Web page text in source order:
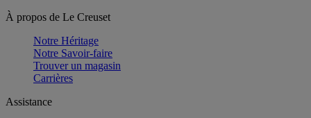
À propos de Le Creuset
Notre Héritage
Notre Savoir-faire
Trouver un magasin
Carrières
Assistance